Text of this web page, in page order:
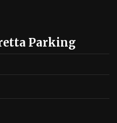
Parking